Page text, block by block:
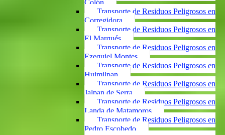
Colón
Transporte de Residuos Peligrosos en
Corregidora
Transporte de Residuos Peligrosos en
El Marqués
Transporte de Residuos Peligrosos en
Ezequiel Montes
Transporte de Residuos Peligrosos en
Huimilpan
Transporte de Residuos Peligrosos en
Jalpan de Serra
Transporte de Residuos Peligrosos en
Landa de Matamoros
Transporte de Residuos Peligrosos en
Pedro Escobedo